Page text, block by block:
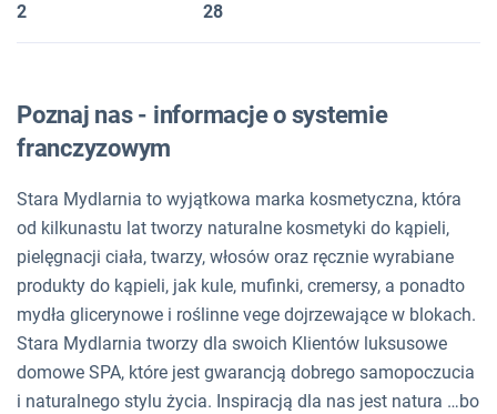
2 28
Poznaj nas - informacje o systemie
franczyzowym
Stara Mydlarnia to wyjątkowa marka kosmetyczna, która
od kilkunastu lat tworzy naturalne kosmetyki do kąpieli,
pielęgnacji ciała, twarzy, włosów oraz ręcznie wyrabiane
produkty do kąpieli, jak kule, mufinki, cremersy, a ponadto
mydła glicerynowe i roślinne vege dojrzewające w blokach.
Stara Mydlarnia tworzy dla swoich Klientów luksusowe
domowe SPA, które jest gwarancją dobrego samopoczucia
i naturalnego stylu życia. Inspiracją dla nas jest natura …bo